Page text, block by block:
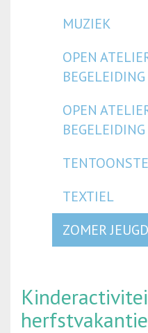
MUZIEK
OPEN
BEGELEIDING
OPEN
BEGELEIDING
TEXTIEL
ZOMER JEUGD
herfstvakantie